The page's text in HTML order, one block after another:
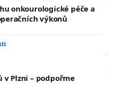
onkourologické péče a
výkonů
v Plzni – podpořme